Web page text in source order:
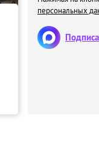
персональных